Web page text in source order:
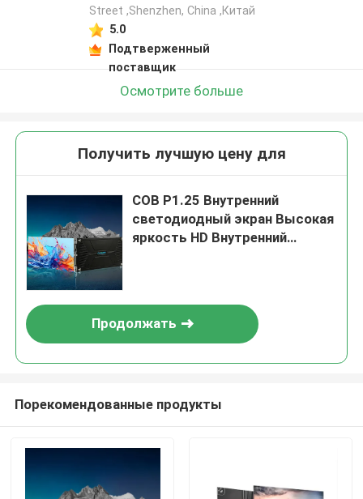
Street ,Shenzhen, China ,Китай
5.0
Подтверженный
поставщик
Осмотрите больше
Получить лучшую цену для
COB P1.25 Внутренний
светодиодный экран Высокая
яркость HD Внутренний
Продолжать
Порекомендованные продукты